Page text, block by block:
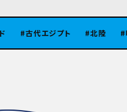
古代エジプト 北陸 味